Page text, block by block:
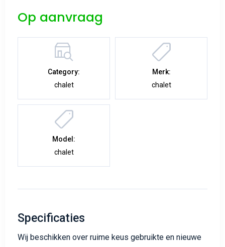
Op aanvraag
Category:
chalet
Merk:
chalet
Model:
chalet
Specificaties
Wij beschikken over ruime keus gebruikte en nieuwe